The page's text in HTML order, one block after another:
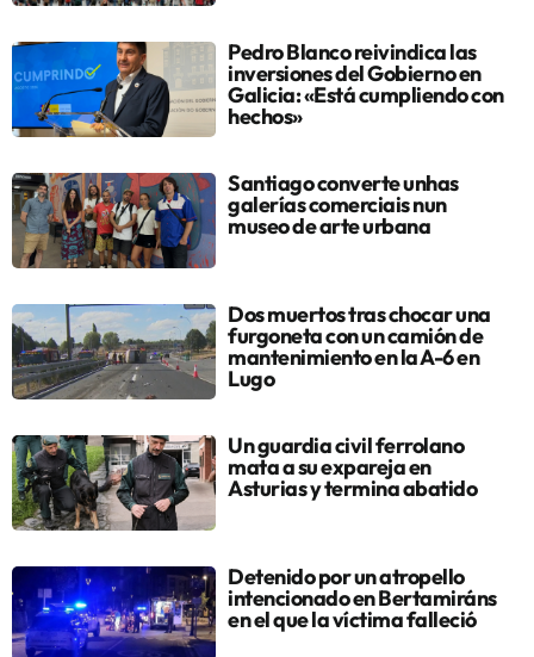
Pedro Blanco reivindica las
inversiones del Gobierno en
Galicia: «Está cumpliendo con
hechos»
Santiago converte unhas
galerías comerciais nun
museo de arte urbana
Dos muertos tras chocar una
furgoneta con un camión de
mantenimiento en la A-6 en
Lugo
Un guardia civil ferrolano
mata a su expareja en
Asturias y termina abatido
Detenido por un atropello
intencionado en Bertamiráns
en el que la víctima falleció